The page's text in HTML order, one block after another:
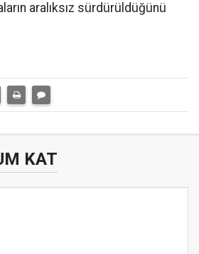
aralıksız sürdürüldüğünü
KAT